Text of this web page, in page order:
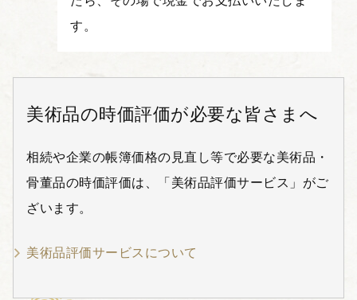
す。
美術品の時価評価が必要な皆さまへ
相続や企業の帳簿価格の見直し等で必要な美術品・
骨董品の時価評価は、「美術品評価サービス」がご
ざいます。
美術品評価サービスについて